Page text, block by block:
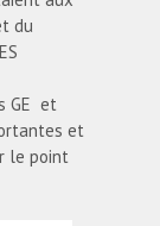
du
GE et
et
le point